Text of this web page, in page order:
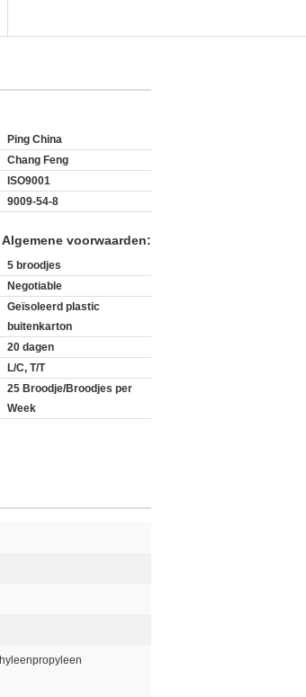
Ping China
Chang Feng
ISO9001
9009-54-8
voorwaarden:
5 broodjes
Negotiable
Geïsoleerd plastic
buitenkarton
20 dagen
L/C, T/T
25 Broodje/Broodjes per
Week